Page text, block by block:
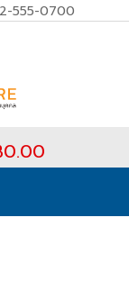
555-0700
0.00
×